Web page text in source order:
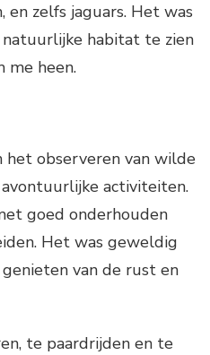
en zelfs jaguars. Het was
habitat te zien
me heen.
het observeren van wilde
activiteiten.
goed onderhouden
Het was geweldig
van de rust en
te paardrijden en te